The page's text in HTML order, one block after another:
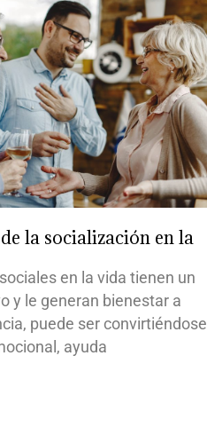
la socialización en la
en la vida tienen un
y le generan bienestar a
puede ser convirtiéndose
ayuda